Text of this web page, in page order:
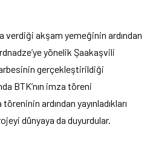
verdiği akşam yemeğinin ardından
yönelik Şaakaşvili
gerçekleştirildiği
BTK’nın imza töreni
ardından yayınladıkları
dünyaya da duyurdular.